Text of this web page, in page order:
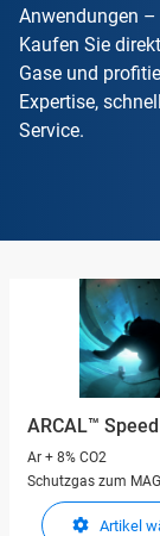
Anwendungen
Kaufen Sie
Gase und
Expertise,
Service.
ARCAL™ Speed
Ar + 8% CO2
Schutzgas zum
Artikel